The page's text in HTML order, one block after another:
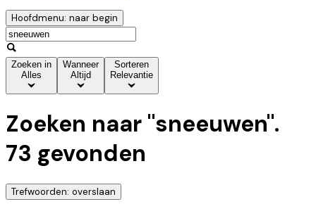
Hoofdmenu: naar begin
Zoeken in
Alles
Wanneer
Altijd
Sorteren
Relevantie
Zoeken naar "sneeuwen".
73 gevonden
Trefwoorden: overslaan